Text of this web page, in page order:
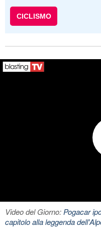
CICLISMO
Video del Giorno:Pogacar
capitolo alla leggenda